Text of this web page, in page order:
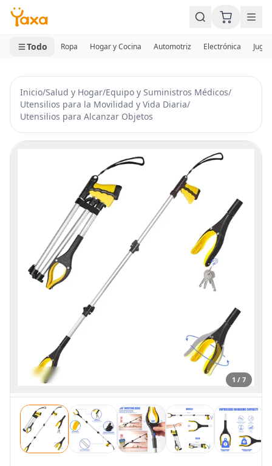
MINI CARRITO
0 productos
Todo Ropa Hogar y Cocina Automotriz Electrónica
Inicio/Salud y Hogar/Equipo y Suministros Médicos/
Utensilios para la Movilidad y Vida Diaria/
Utensilios para Alcanzar Objetos
1 / 7